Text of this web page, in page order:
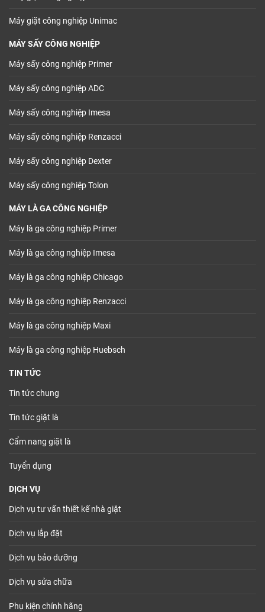
Máy giặt công nghiệp Unimac
MÁY SẤY CÔNG NGHIỆP
Máy sấy công nghiệp Primer
Máy sấy công nghiệp ADC
Máy sấy công nghiệp Imesa
Máy sấy công nghiệp Renzacci
Máy sấy công nghiệp Dexter
Máy sấy công nghiệp Tolon
MÁY LÀ GA CÔNG NGHIỆP
Máy là ga công nghiệp Primer
Máy là ga công nghiệp Imesa
Máy là ga công nghiệp Chicago
Máy là ga công nghiệp Renzacci
Máy là ga công nghiệp Maxi
Máy là ga công nghiệp Huebsch
TIN TỨC
Tin tức chung
Tin tức giặt là
Cẩm nang giặt là
Tuyển dụng
DỊCH VỤ
Dịch vụ tư vấn thiết kế nhà giặt
Dịch vụ lắp đặt
Dịch vụ bảo dưỡng
Dịch vụ sửa chữa
Phụ kiện chính hãng